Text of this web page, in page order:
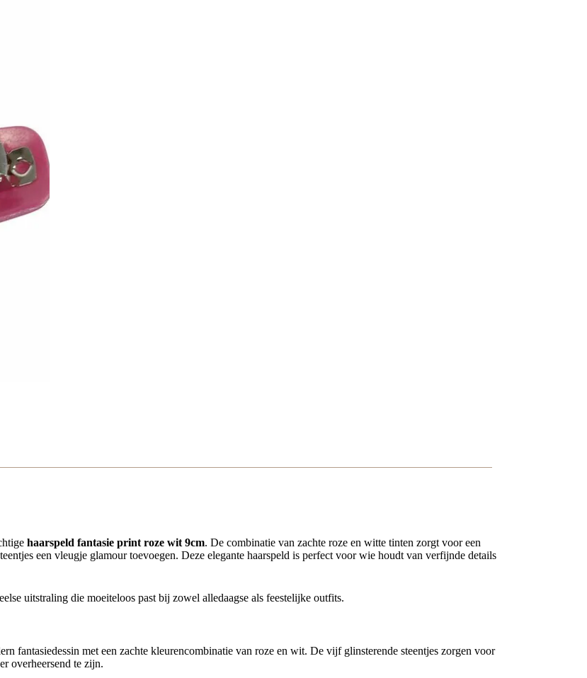
haarspeld fantasie print roze wit 9cm. De combinatie van zachte roze en witte tinten zorgt voor een
een vleugje glamour toevoegen. Deze elegante haarspeld is perfect voor wie houdt van verfijnde details
uitstraling die moeiteloos past bij zowel alledaagse als feestelijke outfits.
fantasiedessin met een zachte kleurencombinatie van roze en wit. De vijf glinsterende steentjes zorgen voor
overheersend te zijn.